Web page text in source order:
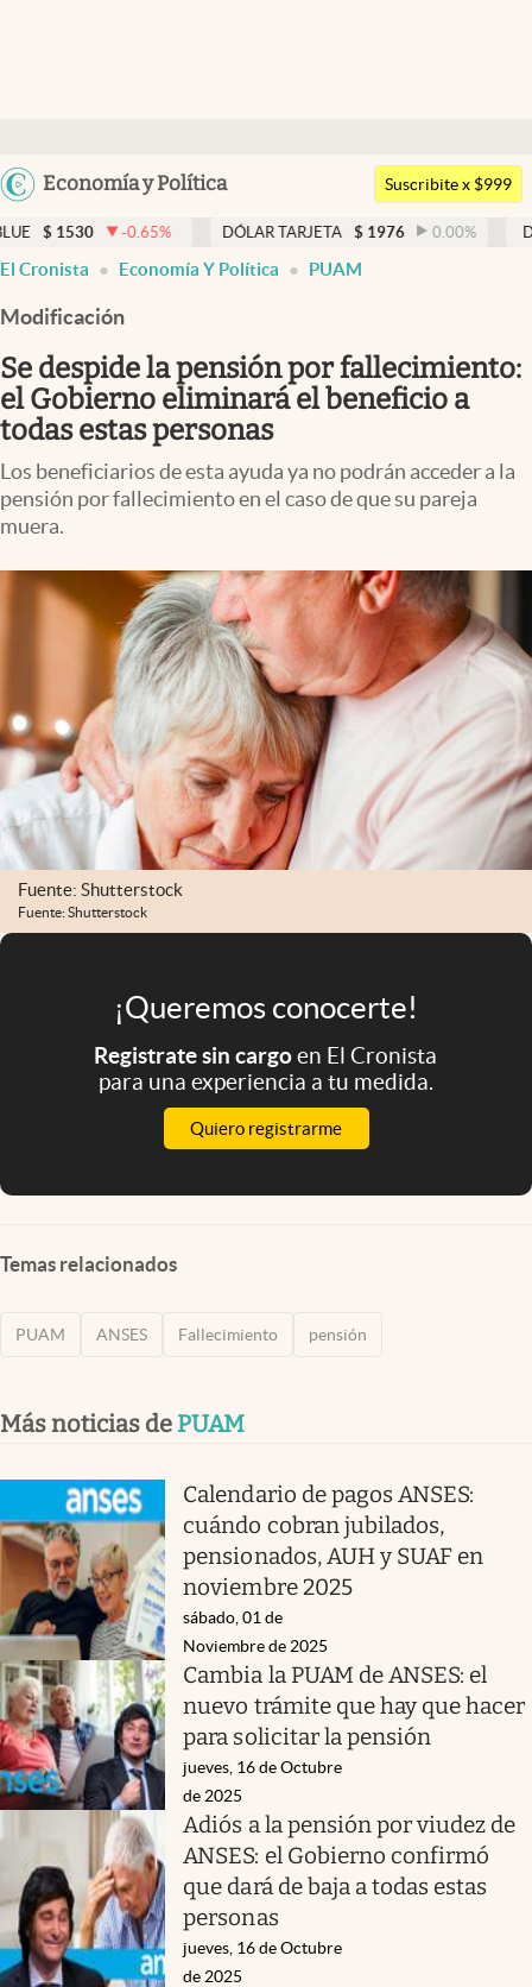
Argentina
Uruguay
Economía y Política
Members
Economía y Política
Finanzas y Mercados
Mercados Online
Negocios
Columnistas
Apertura
Clase
Eventos Corporativos
El Cronista Studio
Mediakit
abre en nueva pestaña
Argentina
Suscribite x $999
% DÓLAR TARJETA $ 1976 0.00% DÓLAR MEP
El Cronista Economía Y Política PUAM
Modificación
Se despide la pensión por fallecimiento:
el Gobierno eliminará el beneficio a
todas estas personas
Los beneficiarios de esta ayuda ya no podrán acceder a la
pensión por fallecimiento en el caso de que su pareja
muera.
Fuente: Shutterstock
Fuente: Shutterstock
¡Queremos conocerte!
Registrate sin cargoen El Cronista
para una experiencia a tu medida.
Quiero registrarme
Temas relacionados
PUAM ANSES Fallecimiento pensión
Más noticias de PUAM
Calendario de pagos ANSES:
cuándo cobran jubilados,
pensionados, AUH y SUAF en
noviembre 2025
sábado, 01 de
Noviembre de 2025
Cambia la PUAM de ANSES: el
nuevo trámite que hay que hacer
para solicitar la pensión
jueves, 16 de Octubre
de 2025
Adiós a la pensión por viudez de
ANSES: el Gobierno confirmó
que dará de baja a todas estas
personas
jueves, 16 de Octubre
de 2025